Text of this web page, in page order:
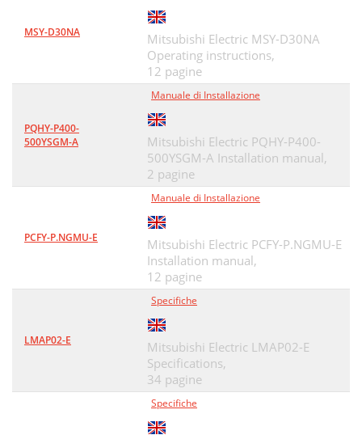
MSY-D30NA
Mitsubishi Electric MSY-D30NA
Operating instructions,
12 pagine
PQHY-P400-
500YSGM-A
Manuale di Installazione
Mitsubishi Electric PQHY-P400-
500YSGM-A Installation manual,
2 pagine
PCFY-P.NGMU-E
Manuale di Installazione
Mitsubishi Electric PCFY-P.NGMU-E
Installation manual,
12 pagine
LMAP02-E
Specifiche
Mitsubishi Electric LMAP02-E
Specifications,
34 pagine
Specifiche